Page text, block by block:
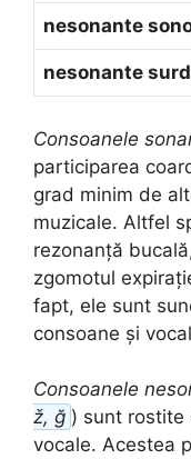
nesonante
nesonante
Consoanele
participarea
grad minim de
muzicale. Altfel
rezonanță
zgomotul
fapt, ele sunt
consoane și
Consoanele
ž, ğ ) sunt rostite
vocale. Acestea